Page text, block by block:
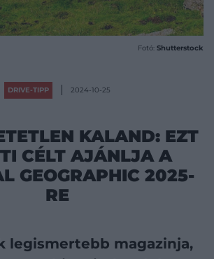
Fotó: Shutterstock
DRIVE-TIPP 2024-10-25
KALAND: EZT
CÉLT AJÁNLJA A
GEOGRAPHIC 2025-
RE
legismertebb magazinja,